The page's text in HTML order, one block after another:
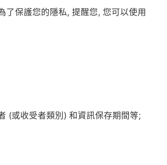
了保護您的隱私, 提醒您, 您可以使用
(或收受者類別) 和資訊保存期間等;